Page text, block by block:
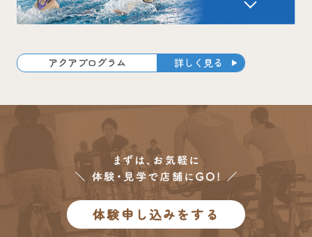
アクアプログラム 詳しく見る
体験申し込みをする